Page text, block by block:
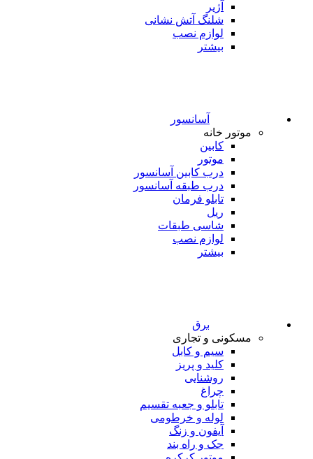
آژیر
شلنگ آتش نشانی
لوازم نصب
بیشتر
آسانسور
موتور خانه
کابین
موتور
درب کابین آسانسور
درب طبقه آسانسور
تابلو فرمان
ریل
شاسی طبقات
لوازم نصب
بیشتر
برق
مسکونی و تجاری
سیم و کابل
کلید و پریز
روشنایی
چراغ
تابلو و جعبه تقسیم
لوله و خرطومی
آیفون و زنگ
جک و راه بند